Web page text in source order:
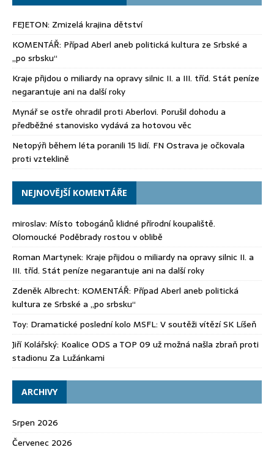
FEJETON: Zmizelá krajina dětství
KOMENTÁŘ: Případ Aberl aneb politická kultura ze Srbské a
„po srbsku“
Kraje přijdou o miliardy na opravy silnic II. a III. tříd. Stát peníze
negarantuje ani na další roky
Mynář se ostře ohradil proti Aberlovi. Porušil dohodu a
předběžné stanovisko vydává za hotovou věc
Netopýři během léta poranili 15 lidí. FN Ostrava je očkovala
proti vzteklině
NEJNOVĚJŠÍ KOMENTÁŘE
miroslav: Místo tobogánů klidné přírodní koupaliště.
Olomoucké Poděbrady rostou v oblibě
Roman Martynek: Kraje přijdou o miliardy na opravy silnic II. a
III. tříd. Stát peníze negarantuje ani na další roky
Zdeněk Albrecht: KOMENTÁŘ: Případ Aberl aneb politická
kultura ze Srbské a „po srbsku“
Toy: Dramatické poslední kolo MSFL: V soutěži vítězí SK Líšeň
Jiří Kolářský: Koalice ODS a TOP 09 už možná našla zbraň proti
stadionu Za Lužánkami
ARCHIVY
Srpen 2026
Červenec 2026